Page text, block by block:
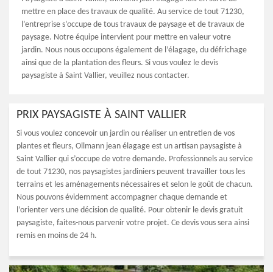
mettre en place des travaux de qualité. Au service de tout 71230,
l’entreprise s’occupe de tous travaux de paysage et de travaux de
paysage. Notre équipe intervient pour mettre en valeur votre
jardin. Nous nous occupons également de l’élagage, du défrichage
ainsi que de la plantation des fleurs. Si vous voulez le devis
paysagiste à Saint Vallier, veuillez nous contacter.
PRIX PAYSAGISTE À SAINT VALLIER
Si vous voulez concevoir un jardin ou réaliser un entretien de vos
plantes et fleurs, Ollmann jean élagage est un artisan paysagiste à
Saint Vallier qui s’occupe de votre demande. Professionnels au service
de tout 71230, nos paysagistes jardiniers peuvent travailler tous les
terrains et les aménagements nécessaires et selon le goût de chacun.
Nous pouvons évidemment accompagner chaque demande et
l’orienter vers une décision de qualité. Pour obtenir le devis gratuit
paysagiste, faites-nous parvenir votre projet. Ce devis vous sera ainsi
remis en moins de 24 h.